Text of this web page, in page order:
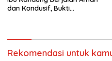
dan Kondusif, Bukti
Rekomendasi untuk